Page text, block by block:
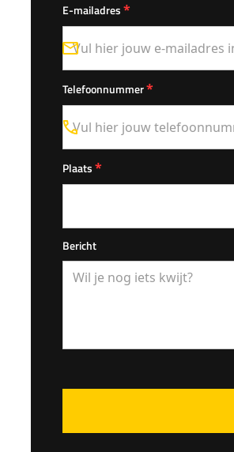
E-mailadres*
Telefoonnummer*
Plaats*
Bericht